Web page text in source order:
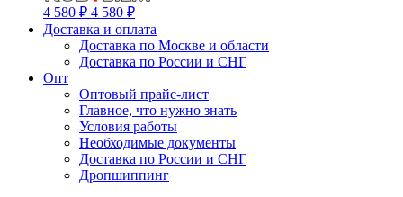
4 580 ₽ 4 580 ₽
Доставка и оплата
Доставка по Москве и области
Доставка по России и СНГ
Опт
Оптовый прайс-лист
Главное, что нужно знать
Условия работы
Необходимые документы
Доставка по России и СНГ
Дропшиппинг